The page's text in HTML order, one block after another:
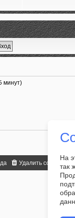
и
б
е
н
и
с
о
б
щ
и
н
е
м
у
о
е
минут)
Удалить cookies
На
так